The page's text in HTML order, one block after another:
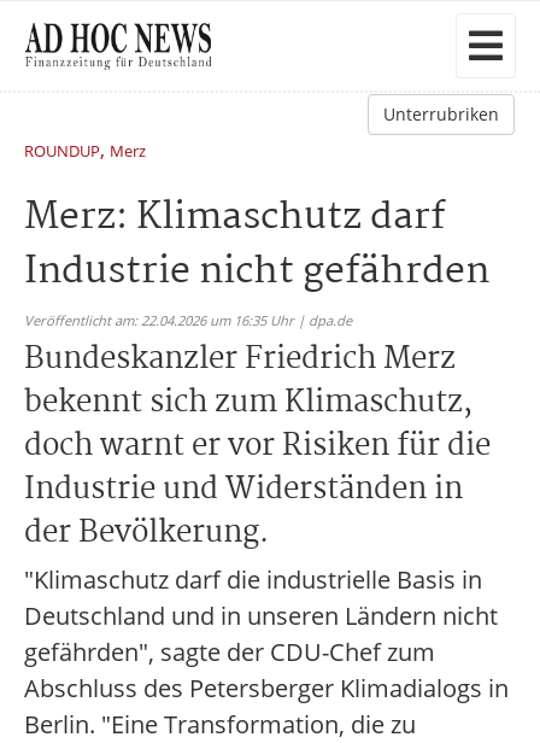
Unterrubriken
ROUNDUP, Merz
Merz: Klimaschutz darf
Industrie nicht gefährden
Veröffentlicht am: 22.04.2026 um 16:35 Uhr | dpa.de
Bundeskanzler Friedrich Merz
bekennt sich zum Klimaschutz,
doch warnt er vor Risiken für die
Industrie und Widerständen in
der Bevölkerung.
"Klimaschutz darf die industrielle Basis in
Deutschland und in unseren Ländern nicht
gefährden", sagte der CDU-Chef zum
Abschluss des Petersberger Klimadialogs in
Berlin. "Eine Transformation, die zu